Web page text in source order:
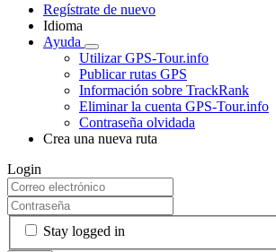
Regístrate de nuevo
Idioma
Ayuda
Utilizar GPS-Tour.info
Publicar rutas GPS
Información sobre TrackRank
Eliminar la cuenta GPS-Tour.info
Contraseña olvidada
Crea una nueva ruta
Login
Stay logged in